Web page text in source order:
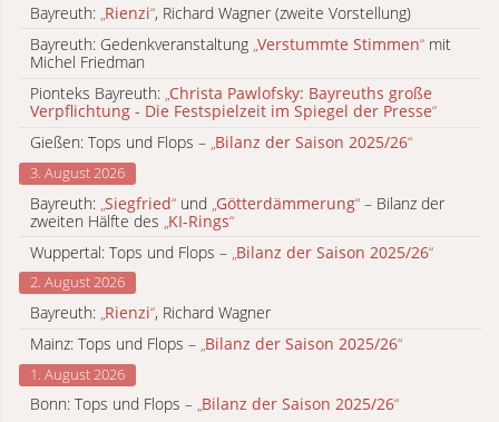
Bayreuth: „Rienzi“, Richard Wagner (zweite Vorstellung)
Bayreuth: Gedenkveranstaltung „Verstummte Stimmen“ mit
Michel Friedman
Pionteks Bayreuth: „Christa Pawlofsky: Bayreuths große
Verpflichtung - Die Festspielzeit im Spiegel der Presse“
Gießen: Tops und Flops – „Bilanz der Saison 2025/26“
3. August 2026
Bayreuth: „Siegfried“ und Götterdämmerung“ – Bilanz der
zweiten Hälfte des KI-Rings“
Wuppertal: Tops und Flops – Bilanz der Saison 2025/26“
2. August 2026
Bayreuth: „Rienzi“, Richard Wagner
Mainz: Tops und Flops – „Bilanz der Saison 2025/26“
1. August 2026
Bonn: Tops und Flops – „Bilanz der Saison 2025/26“